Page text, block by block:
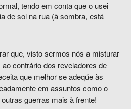
tendo em conta que o usei
de sol na rua (à sombra, está
que, visto sermos nós a misturar
contrário dos reveladores de
que melhor se adeqúe às
em assuntos como o
guerras mais à frente!